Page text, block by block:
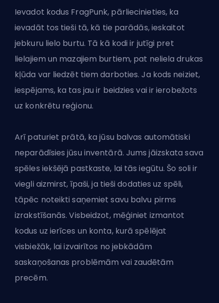
Ievadot kodus FragPunk, pārliecinieties, ka
ievadāt tos tieši tā, kā tie parādās, ieskaitot
jebkuru lielo burtu. Tā kā kodi ir jutīgi pret
lielajiem un mazajiem burtiem, pat neliela drukas
kļūda var liedzēt tiem darboties. Ja kods neiziet,
iespējams, ka tas jau ir beidzies vai ir ierobežots
uz konkrētu reģionu.
Arī paturiet prātā, ka jūsu balvas automātiski
neparādīsies jūsu inventārā. Jums jāizskata sava
spēles iekšējā pastkaste, lai tās iegūtu. Šo soli ir
viegli aizmirst, īpaši, ja tieši dodaties uz spēli,
tāpēc noteikti saņemiet savu balvu pirms
izrakstīšanās. Visbeidzot, mēģiniet izmantot
kodus uz ierīces un konta, kurā spēlējat
visbiežāk, lai izvairītos no jebkādām
saskaņošanas problēmām vai zaudētām
precēm.